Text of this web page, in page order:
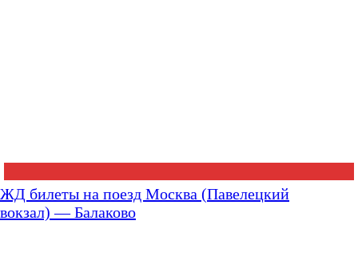
ЖД билеты на поезд Москва (Павелецкий
вокзал) — Балаково